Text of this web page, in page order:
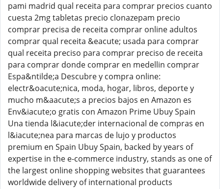
pami madrid qual receita para comprar precios cuanto
cuesta 2mg tabletas precio clonazepam precio
comprar precisa de receita comprar online adultos
comprar qual receita &eacute; usada para comprar
qual receita preciso para comprar preciso de receita
para comprar donde comprar en medellin comprar
Espa&ntilde;a Descubre y compra online:
electr&oacute;nica, moda, hogar, libros, deporte y
mucho m&aacute;s a precios bajos en Amazon es
Env&iacute;o gratis con Amazon Prime Ubuy Spain
Una tienda l&iacute;der internacional de compras en
l&iacute;nea para marcas de lujo y productos
premium en Spain Ubuy Spain, backed by years of
expertise in the e-commerce industry, stands as one of
the largest online shopping websites that guarantees
worldwide delivery of international products